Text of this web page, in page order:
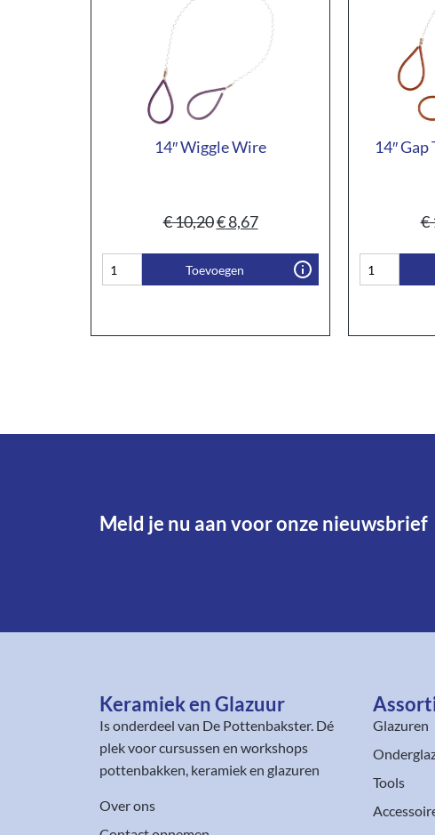
14″ Wiggle Wire
€10,20€8,67
Toevoegen
14″
€
Meld je nu aan voor onze nieuwsbrief​
Keramiek en Glazuur​
Is onderdeel van De Pottenbakster. Dé
plek voor cursussen en workshops
pottenbakken, keramiek en glazuren
Over ons
Glazuren
Tools